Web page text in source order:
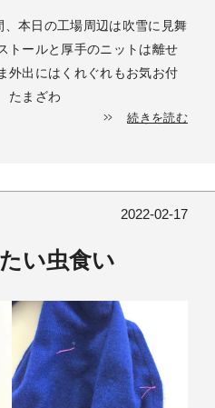
本日の工場周辺は吹雪に見舞
トールと厚手のニットは離せ
外出にはくれぐれもお気お付
たまざわ
続きを読む
2022-02-17
い虫食い